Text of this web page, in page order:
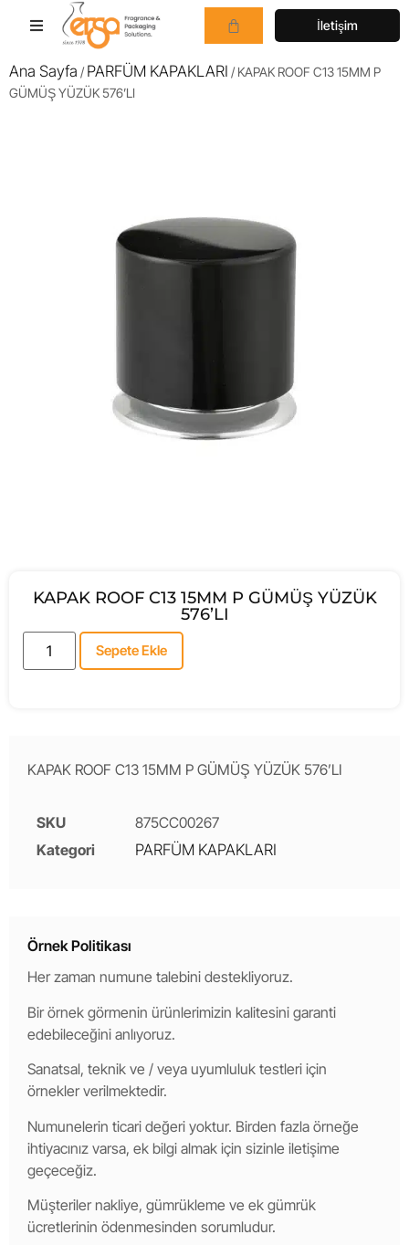
İletişim
Ana Sayfa /PARFÜM KAPAKLARI / KAPAK ROOF C13 15MM P
GÜMÜŞ YÜZÜK 576’LI
KAPAK ROOF C13 15MM P GÜMÜŞ YÜZÜK
576’LI
Sepete Ekle
KAPAK ROOF C13 15MM P GÜMÜŞ YÜZÜK 576’LI
SKU
875CC00267
Kategori
PARFÜM KAPAKLARI
Örnek Politikası
Her zaman numune talebini destekliyoruz.
Bir örnek görmenin ürünlerimizin kalitesini garanti
edebileceğini anlıyoruz.
Sanatsal, teknik ve / veya uyumluluk testleri için
örnekler verilmektedir.
Numunelerin ticari değeri yoktur. Birden fazla örneğe
ihtiyacınız varsa, ek bilgi almak için sizinle iletişime
geçeceğiz.
Müşteriler nakliye, gümrükleme ve ek gümrük
ücretlerinin ödenmesinden sorumludur.